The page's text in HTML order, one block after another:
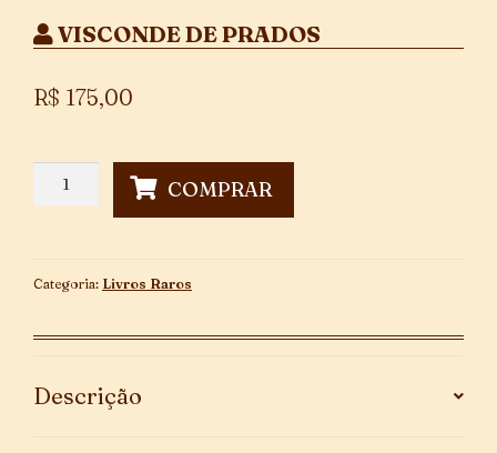
VISCONDE DE PRADOS
R$ 175,00
Regulamento
Estradas
Província
Rio
COMPRAR
Categoria: Livros Raros
Descrição